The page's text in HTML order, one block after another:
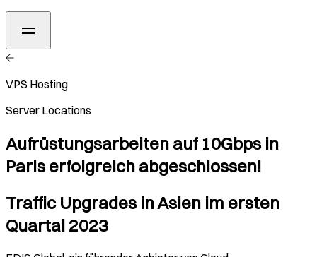
VPS Hosting
Server Locations
Aufrüstungsarbeiten auf 10Gbps in
Paris erfolgreich abgeschlossen!
Traffic Upgrades in Asien im ersten
Quartal 2023